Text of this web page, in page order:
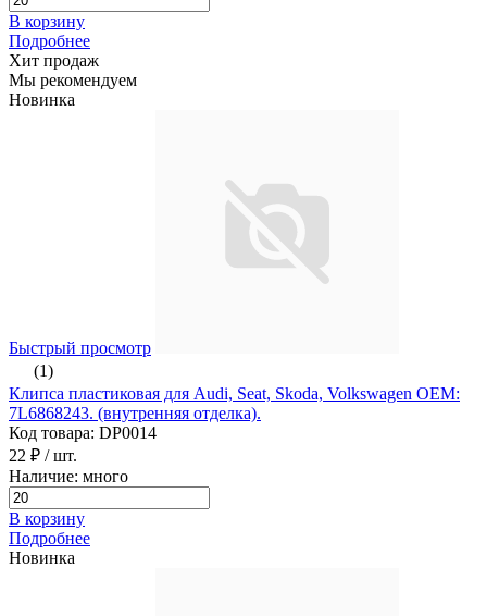
В корзину
Подробнее
Хит продаж
Мы рекомендуем
Новинка
Быстрый просмотр
(1)
Клипса пластиковая для Audi, Seat, Skoda, Volkswagen ОЕМ:
7L6868243. (внутренняя отделка).
Код товара: DP0014
22 ₽ / шт.
Наличие: много
В корзину
Подробнее
Новинка